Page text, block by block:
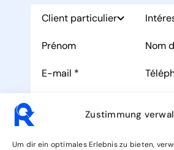
Zustimmung
Um dir ein optimales Erlebnis zu bieten,